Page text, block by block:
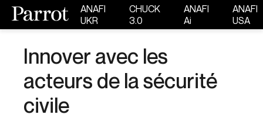
ANAFI
UKR
CHUCK
3.0
ANAFI
Ai
ANAFI
USA
Innover avec les
acteurs de la sécurité
civile